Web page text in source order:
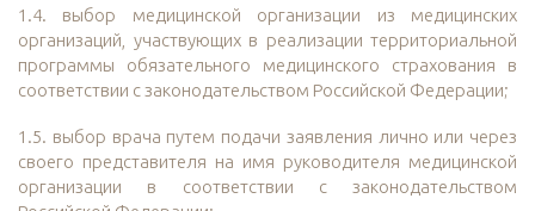
1.4. выбор медицинской организации из медицинских
организаций, участвующих в реализации территориальной
программы обязательного медицинского страхования в
соответствии с законодательством Российской Федерации;
1.5. выбор врача путем подачи заявления лично или через
своего представителя на имя руководителя медицинской
организации в соответствии с законодательством